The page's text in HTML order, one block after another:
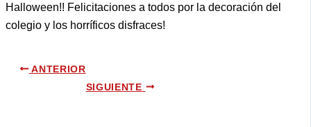
Halloween!! Felicitaciones a todos por la decoración del
colegio y los horríficos disfraces!
ANTERIOR
SIGUIENTE